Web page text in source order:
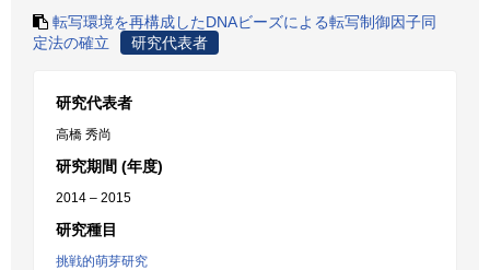
転写環境を再構成したDNAビーズによる転写制御因子同
定法の確立
研究代表者
研究代表者
高橋 秀尚
研究期間 (年度)
2014 – 2015
研究種目
挑戦的萌芽研究